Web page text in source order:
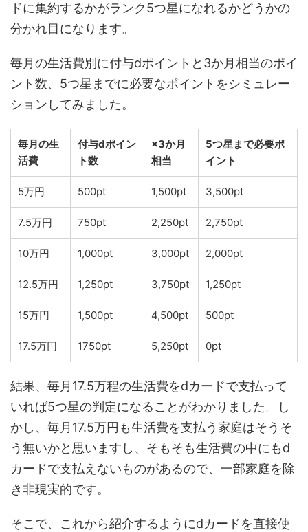
ドに集約するかがランク5つ星になれるかどうかの
分かれ目になります。
毎月の生活費別に付与dポイントと3か月相当のポイ
ント数、5つ星までに必要なポイントをシミュレー
ションしてみました。
毎月の生
活費
付与dポイン
ト数
×3か月
相当
5つ星まで必要ポ
イント
5万円 500pt 1,500pt 3,500pt
7.5万円 750pt 2,250pt 2,750pt
10万円 1,000pt 3,000pt 2,000pt
12.5万円 1,250pt 3,750pt 1,250pt
15万円 1,500pt 4,500pt 500pt
17.5万円 1750pt 5,250pt 0pt
結果、毎月17.5万程の生活費をdカードで支払って
いれば5つ星の判定になることがわかりました。し
かし、毎月17.5万円も生活費を支払う家庭はそうそ
う無いかと思いますし、そもそも生活費の中にもd
カードで支払えないものがあるので、一部家庭を除
き非現実的です。
そこで、これから紹介するようにdカードを直接使